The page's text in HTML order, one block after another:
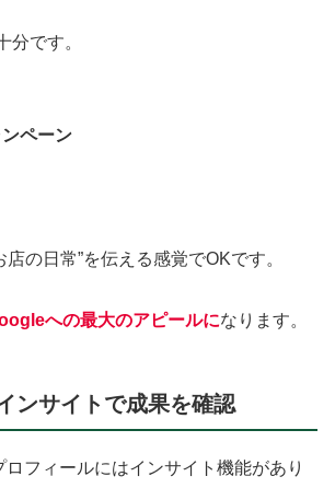
分です。
ンペーン
の日常”を伝える感覚でOKです。
への最大のアピールになります。
ンサイトで成果を確認
フィールにはインサイト機能があり